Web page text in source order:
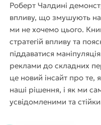
Роберт Чалдині
впливу, що змушують
ми не хочемо цього.
стратегій впливу та
піддаватися
реклами до складних
це новий інсайт про те,
наші рішення, і як ми
усвідомленими та